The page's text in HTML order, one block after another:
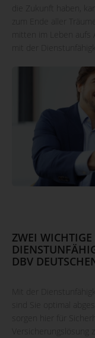
die Zukunft haben,
zum Ende aller
mitten im Leben aufs
mit der
ZWEI
DBV
Mit der
sind Sie optimal
sorgen hier für